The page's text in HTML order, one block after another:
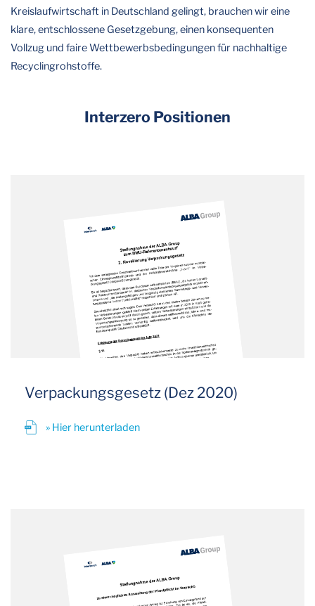
Kreislaufwirtschaft in Deutschland gelingt, brauchen wir eine
klare, entschlossene Gesetzgebung, einen konsequenten
Vollzug und faire Wettbewerbsbedingungen für nachhaltige
Recyclingrohstoffe.
Interzero Positionen
Verpackungsgesetz (Dez 2020)
» Hier herunterladen